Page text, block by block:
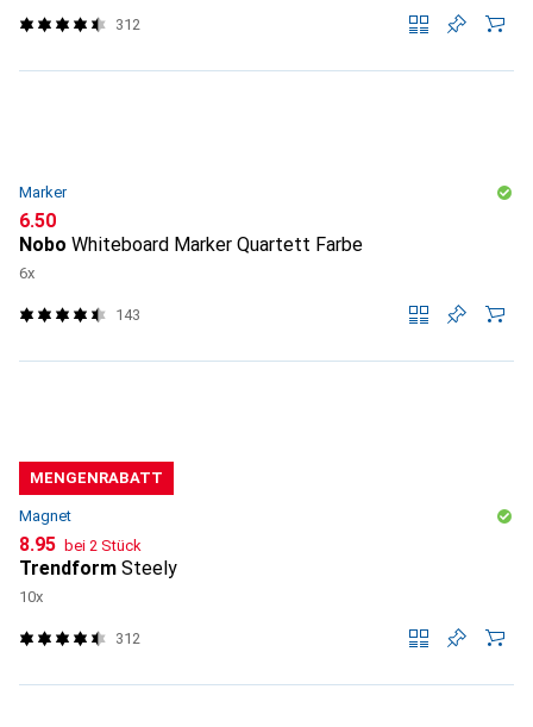
312
Marker
CHF
6.50
Nobo Whiteboard Marker Quartett Farbe
6x
143
MENGENRABATT
Magnet
CHF
8.95 bei 2 Stück
Trendform Steely
10x
312